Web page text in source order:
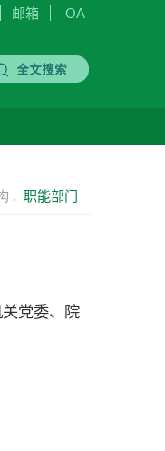
邮箱 OA
. 职能部门
党委、院